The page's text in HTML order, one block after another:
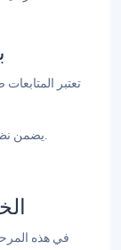
تعتبر
يضمن نظام المتابعة المنظم عدم نسيان العملاء المحتملين.
الخطوة
في هذه